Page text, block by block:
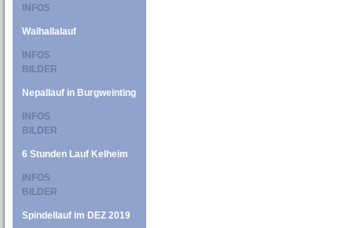
INFOS
Walhallalauf
INFOS
BILDER
Nepallauf in Burgweinting
INFOS
BILDER
6 Stunden Lauf Kelheim
INFOS
BILDER
Spindellauf im DEZ 2019